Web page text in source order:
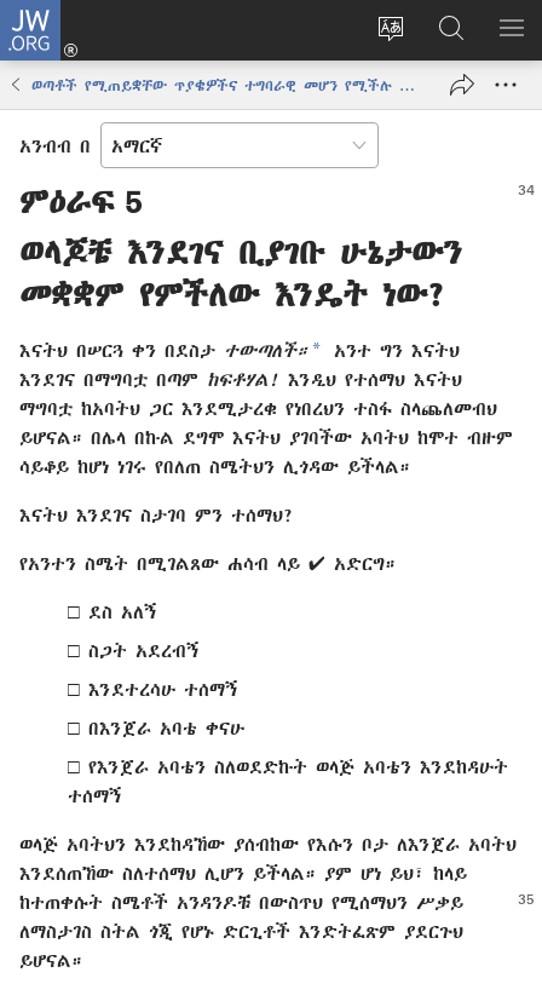
JW.ORG
የድረ
ግባ
(አዲስ
JW.ORG
ላይ
መፈለጊያ
አንብብ በ
ምዕራፍ 5
ወላጆቼ እንደገና ቢያገቡ ሁኔታውን
መቋቋም የምችለው እንዴት ነው?
እናትህ በሠርጓ ቀን በደስታ ተውጣለች። a
አንተ ግን እናትህ
እንደገና በማግባቷ በጣም ከፍቶሃል! እንዲህ የተሰማህ እናትህ
ማግባቷ ከአባትህ ጋር እንደሚታረቁ የነበረህን ተስፋ ስላጨለመብህ
ይሆናል። በሌላ በኩል ደግሞ እናትህ ያገባችው አባትህ ከሞተ ብዙም
ሳይቆይ ከሆነ ነገሩ የበለጠ ስሜትህን ሊጎዳው ይችላል።
እናትህ እንደገና ስታገባ ምን ተሰማህ?
የአንተን ስሜት በሚገልጸው ሐሳብ ላይ ✔ አድርግ።
□ ደስ አለኝ
□ ስጋት አደረብኝ
□ እንደተረሳሁ ተሰማኝ
□ በእንጀራ አባቴ ቀናሁ
□ የእንጀራ አባቴን ስለወደድኩት ወላጅ አባቴን እንደከዳሁት
ተሰማኝ
ወላጅ አባትህን እንደከዳኸው ያሰብከው የእሱን ቦታ ለእንጀራ አባትህ
እንደሰጠኸው ስለተሰማህ ሊሆን ይችላል። ያም ሆነ ይህ፣ ከላይ
ከተጠቀሱት ስሜቶች አንዳንዶቹ በውስጥህ የሚሰማህን ሥቃይ
ለማስታገስ ስትል ጎጂ የሆኑ ድርጊቶች እንድትፈጽም ያደርጉህ
ይሆናል።